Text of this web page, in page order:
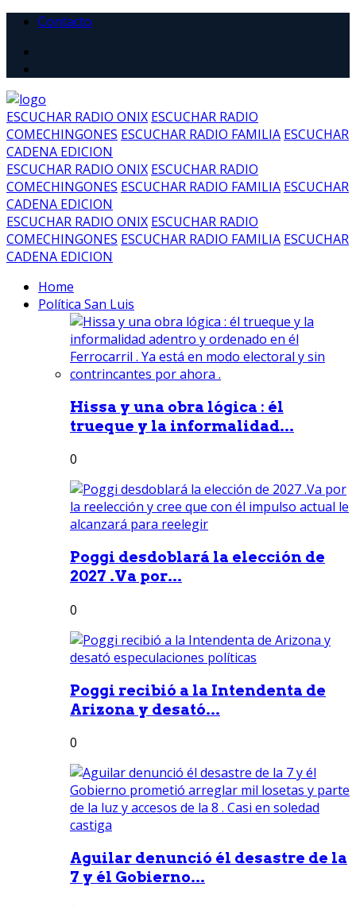
Contacto
ESCUCHAR RADIO ONIX ESCUCHAR RADIO
COMECHINGONES ESCUCHAR RADIO FAMILIA ESCUCHAR
CADENA EDICION
ESCUCHAR RADIO ONIX ESCUCHAR RADIO
COMECHINGONES ESCUCHAR RADIO FAMILIA ESCUCHAR
CADENA EDICION
ESCUCHAR RADIO ONIX ESCUCHAR RADIO
COMECHINGONES ESCUCHAR RADIO FAMILIA ESCUCHAR
CADENA EDICION
Home
Política San Luis
Hissa y una obra lógica : él
trueque y la informalidad...
0
Poggi desdoblará la elección de
2027 .Va por...
0
Poggi recibió a la Intendenta de
Arizona y desató...
0
Aguilar denunció él desastre de la
7 y él Gobierno...